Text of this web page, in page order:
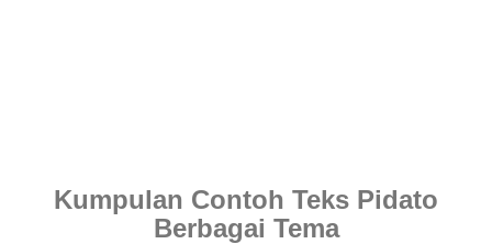
Kumpulan Contoh Teks Pidato
Berbagai Tema